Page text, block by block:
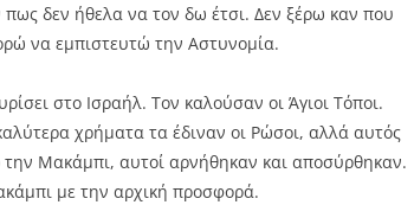
δεν ήθελα να τον δω έτσι. Δεν ξέρω καν που
να εμπιστευτώ την Αστυνομία.
στο Ισραήλ. Τον καλούσαν οι Άγιοι Τόποι.
χρήματα τα έδιναν οι Ρώσοι, αλλά αυτός
Μακάμπι, αυτοί αρνήθηκαν και αποσύρθηκαν.
με την αρχική προσφορά.